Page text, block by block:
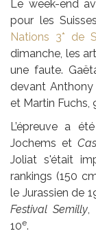
Le week-end
pour les
Nations 3* de
dimanche, les
une faute.
devant Anthony
et Martin Fuchs,
L’épreuve a
Jochems et
Joliat s'était
rankings (150
le Jurassien de
Festival Semilly,
10e.